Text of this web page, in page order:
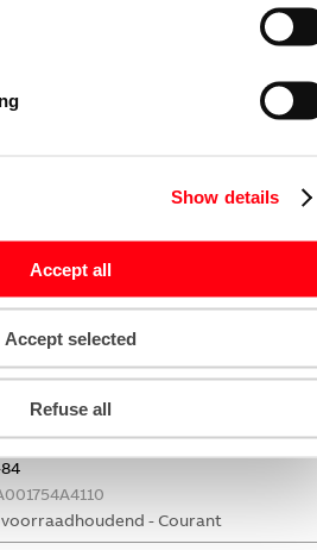
Show details
Accept all
Accept selected
Refuse all
Future, Solo, Axcent,
cpl + greep v jal draai s-studiowit
voorraadhoudend - Courant
2v s-studiowit
- Courant